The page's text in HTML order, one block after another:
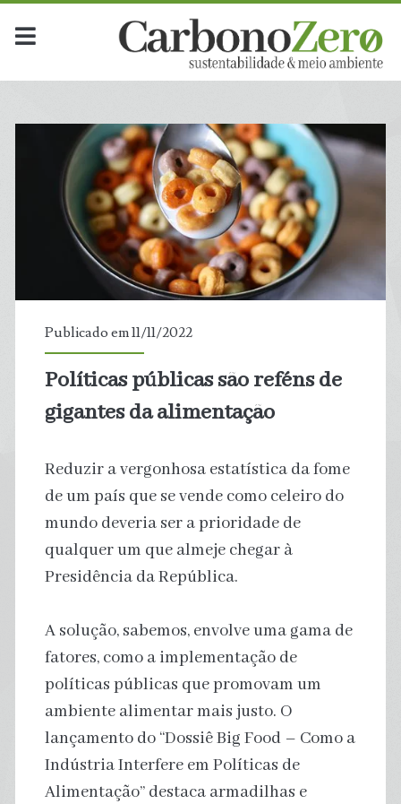
Publicado em 11/11/2022
Políticas públicas são reféns de
gigantes da alimentação
Reduzir a vergonhosa estatística da fome
de um país que se vende como celeiro do
mundo deveria ser a prioridade de
qualquer um que almeje chegar à
Presidência da República.
A solução, sabemos, envolve uma gama de
fatores, como a implementação de
políticas públicas que promovam um
ambiente alimentar mais justo. O
lançamento do “Dossiê Big Food – Como a
Indústria Interfere em Políticas de
Alimentação” destaca armadilhas e